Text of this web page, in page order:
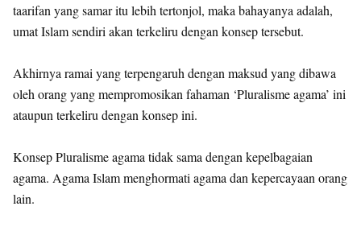
taarifan yang samar itu lebih tertonjol, maka bahayanya adalah,
umat Islam sendiri akan terkeliru dengan konsep tersebut.
Akhirnya ramai yang terpengaruh dengan maksud yang dibawa
oleh orang yang mempromosikan fahaman ‘Pluralisme agama’ ini
ataupun terkeliru dengan konsep ini.
Konsep Pluralisme agama tidak sama dengan kepelbagaian
agama. Agama Islam menghormati agama dan kepercayaan orang
lain.